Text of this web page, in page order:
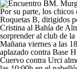
Por su parte, los
Roquetas B, dirigidos
Cristina al Bahía de
sorprender al club de
Mañana viernes a las
aplazado contra Base
Cuervo contra Urci